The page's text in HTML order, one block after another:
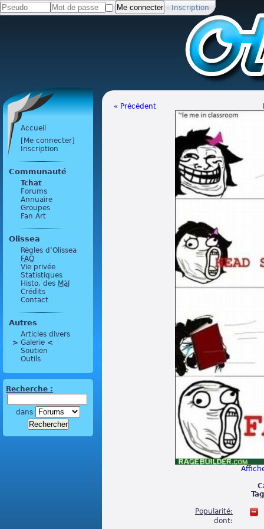
- Inscription
Accueil
[Me connecter]
Inscription
Communauté
Tchat
Forums
Annuaire
Groupes
Fan Art
Olissea
Règles d’Olissea
FAQ
Vie privée
Statistiques
Histo. des MàJ
Crédits
Contact
Autres
Articles divers
> Galerie <
Soutien
Outils
Recherche :
dans
« Précédent
Popularité:
dont: